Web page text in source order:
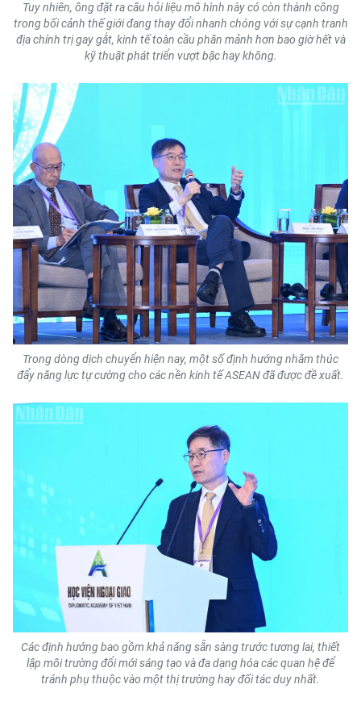
Media Xã hội
Media Pháp luật
Media Du lịch
Media Thế giới
Media Thể thao
Media Giáo dục
Media Y tế
Media Khoa học - Công nghệ
Media Môi trường
Ảnh
Infographic
TIN MỚI
Trung du và miền núi phía Bắc
Đồng bằng sông Hồng
Bắc Trung Bộ
Duyên hải Nam Trung Bộ và Tây
Nguyên
Đông Nam Bộ
Tuy nhiên, ông đặt ra câu hỏi liệu mô hình này có còn thành công
trong bối cảnh thế giới đang thay đổi nhanh chóng với sự cạnh tranh
địa chính trị gay gắt, kinh tế toàn cầu phân mảnh hơn bao giờ hết và
kỹ thuật phát triển vượt bậc hay không.
Trong dòng dịch chuyển hiện nay, một số định hướng nhằm thúc
đẩy năng lực tự cường cho các nền kinh tế ASEAN đã được đề xuất.
Các định hướng bao gồm khả năng sẵn sàng trước tương lai, thiết
lập môi trường đổi mới sáng tạo và đa dạng hóa các quan hệ để
tránh phụ thuộc vào một thị trường hay đối tác duy nhất.